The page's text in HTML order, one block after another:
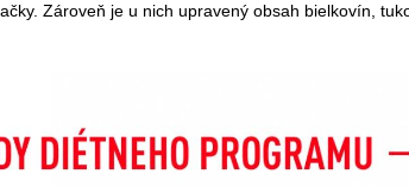
Zároveň je u nich upravený obsah bielkovín,